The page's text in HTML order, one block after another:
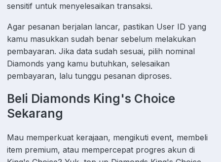
sensitif untuk menyelesaikan transaksi.
Agar pesanan berjalan lancar, pastikan User ID yang
kamu masukkan sudah benar sebelum melakukan
pembayaran. Jika data sudah sesuai, pilih nominal
Diamonds yang kamu butuhkan, selesaikan
pembayaran, lalu tunggu pesanan diproses.
Beli Diamonds King's Choice
Sekarang
Mau memperkuat kerajaan, mengikuti event, membeli
item premium, atau mempercepat progres akun di